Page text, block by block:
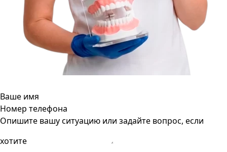
Ваше имя
Номер телефона
Опишите вашу ситуацию или задайте вопрос, если
хотите